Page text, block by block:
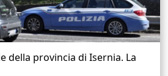
della provincia di Isernia. La